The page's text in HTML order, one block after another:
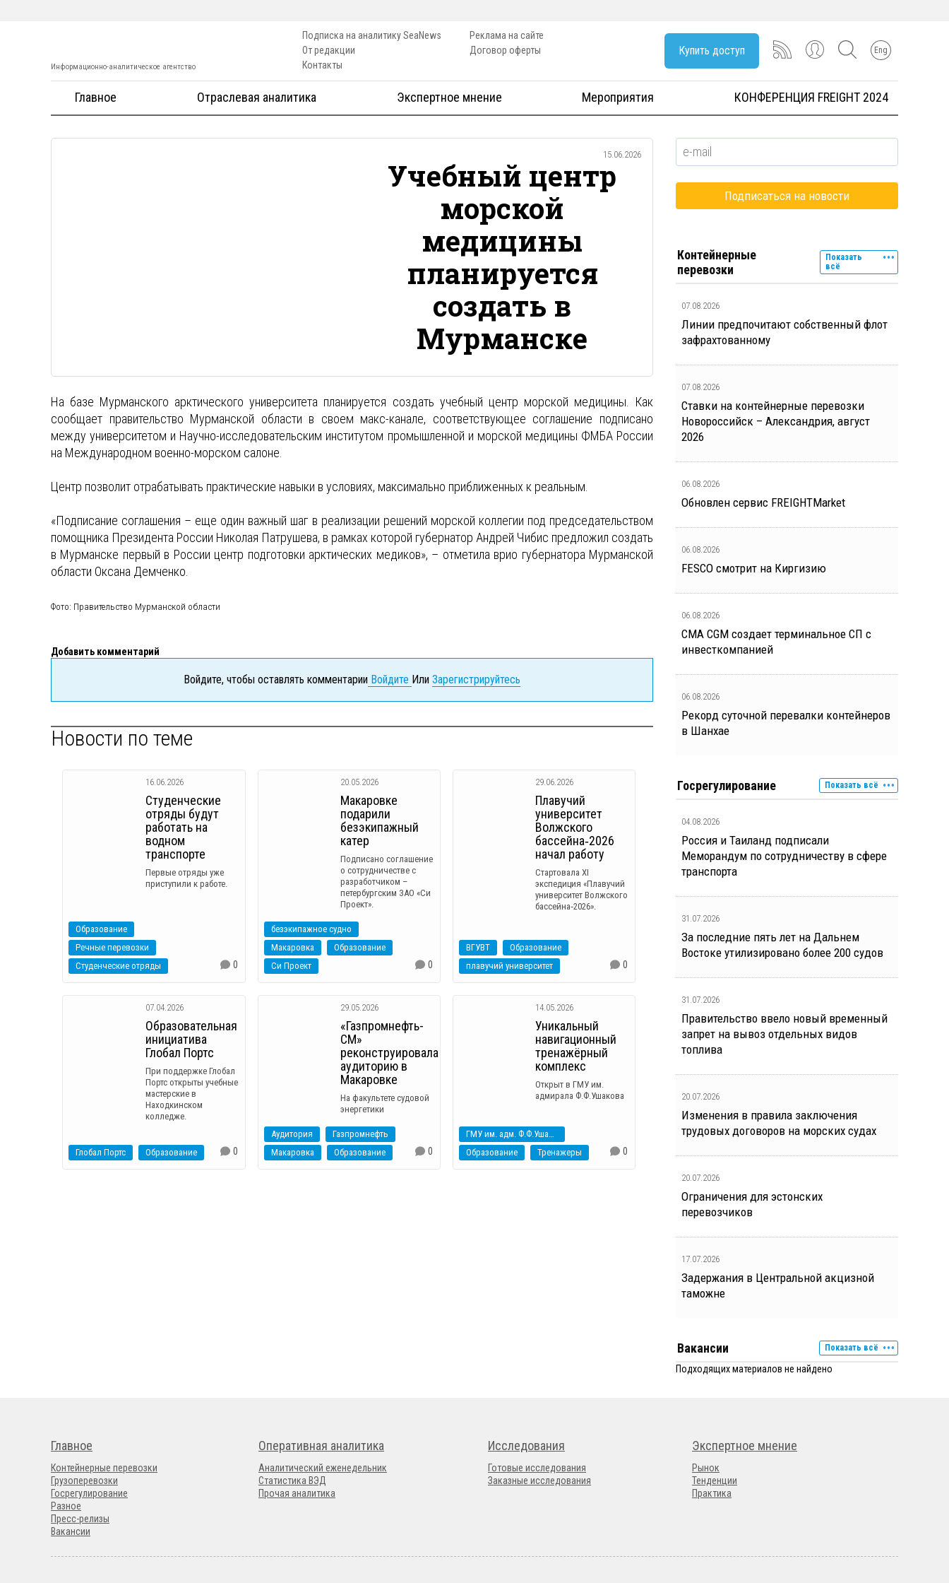
Информационно-аналитическое агентство
Подписка на аналитику SeaNews
От редакции
Контакты
Реклама на сайте
Договор оферты
Купить доступ Eng
Главное Отраслевая аналитика Экспертное мнение Мероприятия КОНФЕРЕНЦИЯ FREIGHT 2024
15.06.2026
Учебный центр
морской
медицины
планируется
создать в
Мурманске
На базе Мурманского арктического университета планируется создать учебный центр морской медицины. Как
сообщает правительство Мурманской области в своем макс-канале, соответствующее соглашение подписано
между университетом и Научно-исследовательским институтом промышленной и морской медицины ФМБА России
на Международном военно-морском салоне.
Центр позволит отрабатывать практические навыки в условиях, максимально приближенных к реальным.
«Подписание соглашения – еще один важный шаг в реализации решений морской коллегии под председательством
помощника Президента России Николая Патрушева, в рамках которой губернатор Андрей Чибис предложил создать
в Мурманске первый в России центр подготовки арктических медиков», – отметила врио губернатора Мурманской
области Оксана Демченко.
Фото: Правительство Мурманской области
Добавить комментарий
Войдите, чтобы оставлять комментарии Войдите Или Зарегистрируйтесь
Новости по теме
16.06.2026
Студенческие
отряды будут
работать на
водном
транспорте
Первые отряды уже
приступили к работе.
Образование
Речные перевозки
Студенческие отряды
0
20.05.2026
Макаровке
подарили
безэкипажный
катер
Подписано соглашение
о сотрудничестве с
разработчиком –
петербургским ЗАО «Си
Проект».
безэкипажное судно
Макаровка
Образование
Си Проект
0
29.06.2026
Плавучий
университет
Волжского
бассейна‑2026
начал работу
Стартовала XI
экспедиция «Плавучий
университет Волжского
бассейна‑2026».
ВГУВТ
Образование
плавучий университет
0
07.04.2026
Образовательная
инициатива
Глобал Портс
При поддержке Глобал
Портс открыты учебные
мастерские в
Находкинском
колледже.
Глобал Портс Образование 0
29.05.2026
«Газпромнефть-
СМ»
реконструировала
аудиторию в
Макаровке
На факультете судовой
энергетики
Аудитория
Газпромнефть
Макаровка
Образование 0
14.05.2026
Уникальный
навигационный
тренажёрный
комплекс
Открыт в ГМУ им.
адмирала Ф.Ф.Ушакова
ГМУ им. адм. Ф.Ф.Ушакова
Образование
Тренажеры 0
Контейнерные
перевозки
Показать
всё
07.08.2026
Линии предпочитают собственный флот
зафрахтованному
07.08.2026
Ставки на контейнерные перевозки
Новороссийск – Александрия, август
2026
06.08.2026
Обновлен сервис FREIGHTMarket
06.08.2026
FESCO смотрит на Киргизию
06.08.2026
CMA CGM создает терминальное СП с
инвесткомпанией
06.08.2026
Рекорд суточной перевалки контейнеров
в Шанхае
Госрегулирование Показать всё
04.08.2026
Россия и Таиланд подписали
Меморандум по сотрудничеству в сфере
транспорта
31.07.2026
За последние пять лет на Дальнем
Востоке утилизировано более 200 судов
31.07.2026
Правительство ввело новый временный
запрет на вывоз отдельных видов
топлива
20.07.2026
Изменения в правила заключения
трудовых договоров на морских судах
20.07.2026
Ограничения для эстонских
перевозчиков
17.07.2026
Задержания в Центральной акцизной
таможне
Вакансии Показать всё
Подходящих материалов не найдено
Главное
Контейнерные перевозки
Грузоперевозки
Госрегулирование
Разное
Пресс-релизы
Вакансии
Оперативная аналитика
Аналитический еженедельник
Статистика ВЭД
Прочая аналитика
Исследования
Готовые исследования
Заказные исследования
Экспертное мнение
Рынок
Тенденции
Практика